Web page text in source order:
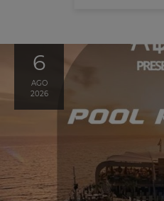
6
AGO
2026